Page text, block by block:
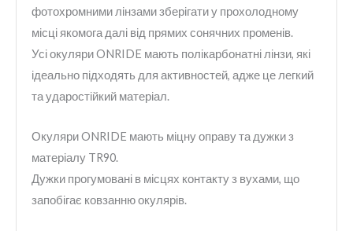
фотохромними лінзами зберігати у прохолодному
місці якомога далі від прямих сонячних променів.
Усі окуляри ONRIDE мають полікарбонатні лінзи, які
ідеально підходять для активностей, адже це легкий
та ударостійкий матеріал.
Окуляри ONRIDE мають міцну оправу та дужки з
матеріалу TR90.
Дужки прогумовані в місцях контакту з вухами, що
запобігає ковзанню окулярів.